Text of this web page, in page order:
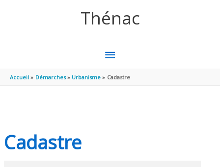
Thénac
MENU
PRINCIPAL
Accueil Démarches Urbanisme Cadastre
Cadastre